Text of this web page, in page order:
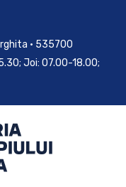
• 535700
Joi: 07.00-18.00;